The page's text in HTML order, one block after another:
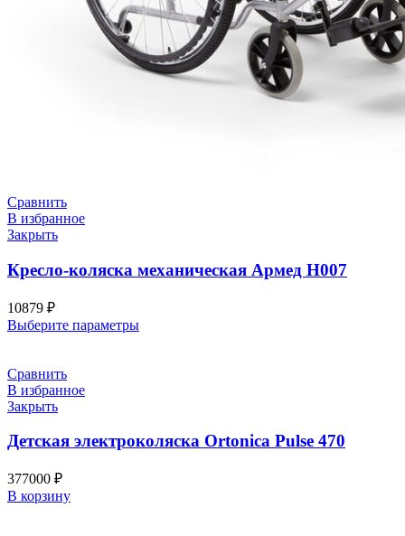
Сравнить
В избранное
Закрыть
Кресло-коляска механическая Армед H007
10879 ₽
Выберите параметры
Сравнить
В избранное
Закрыть
Детская электроколяска Ortonica Pulse 470
377000 ₽
В корзину